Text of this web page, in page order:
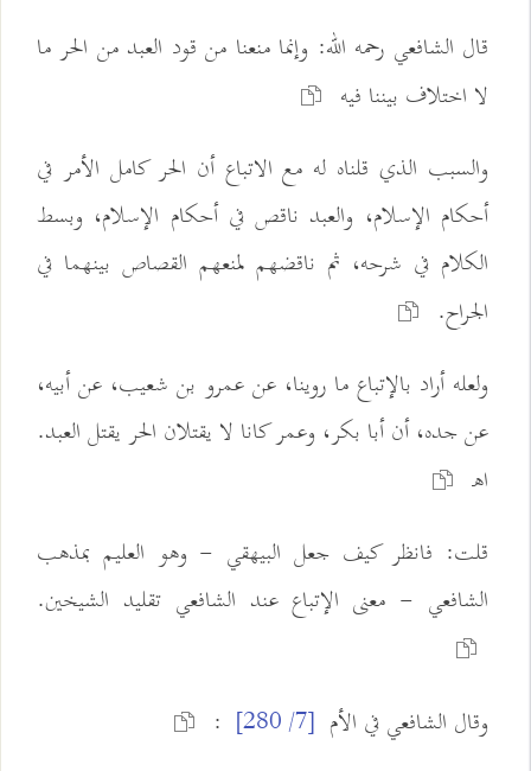
قال الشافعي رحمه الله: وإنما منعنا من قود العبد من الحر ما
لا اختلاف بيننا فيه
والسبب الذي قلناه له مع الاتباع أن الحر كامل الأمر في
أحكام الإسلام، والعبد ناقص في أحكام الإسلام، وبسط
الكلام في شرحه، ثم ناقضهم لمنعهم القصاص بينهما في
الجراح.
ولعله أراد بالإتباع ما روينا، عن عمرو بن شعيب، عن أبيه،
عن جده، أن أبا بكر، وعمر كانا لا يقتلان الحر يقتل العبد.
اهـ
قلت: فانظر كيف جعل البيهقي - وهو العليم بمذهب
الشافعي - معنى الإتباع عند الشافعي تقليد الشيخين.
وقال الشافعي في الأم [7/ 280]
: